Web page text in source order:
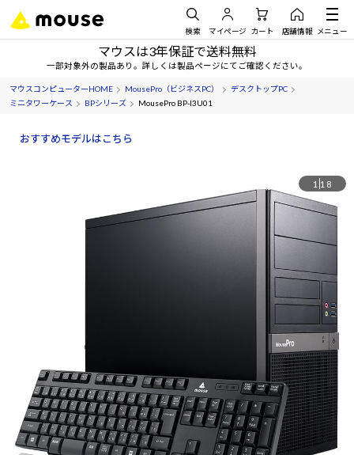
検索 マイページ カート 店舗情報 メニュー
マウスは3年保証で送料無料
一部対象外の製品あり。詳しくは製品ページにてご確認ください。
マウスコンピューターHOME MousePro（ビジネスPC）
デスクトップPC
ミニタワーケース
BPシリーズ MousePro BP-I3U01
おすすめモデルはこちら
1 18